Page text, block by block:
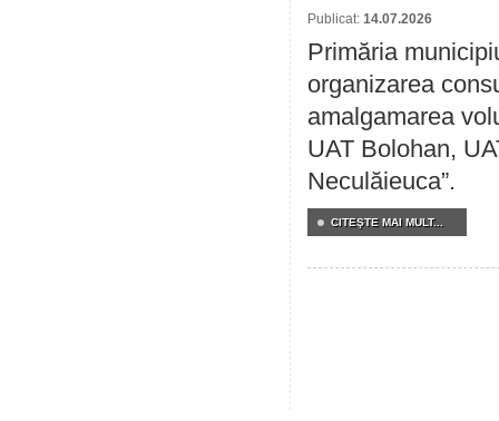
Publicat: 14.07.2026
Primăria
organizarea
amalgamarea
UAT Bolohan,
Neculăieuca”.
CITEŞTE MAI MULT...